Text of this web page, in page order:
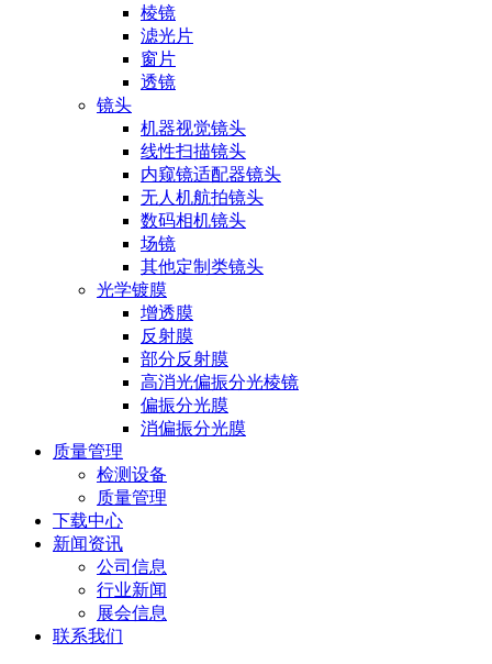
棱镜
滤光片
窗片
透镜
镜头
机器视觉镜头
线性扫描镜头
内窥镜适配器镜头
无人机航拍镜头
数码相机镜头
场镜
其他定制类镜头
光学镀膜
增透膜
反射膜
部分反射膜
高消光偏振分光棱镜
偏振分光膜
消偏振分光膜
质量管理
检测设备
质量管理
下载中心
新闻资讯
公司信息
行业新闻
展会信息
联系我们